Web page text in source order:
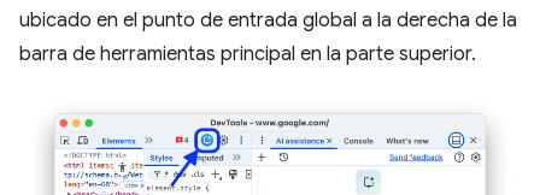
ubicado en el punto de entrada global a la derecha de la
barra de herramientas principal en la parte superior.